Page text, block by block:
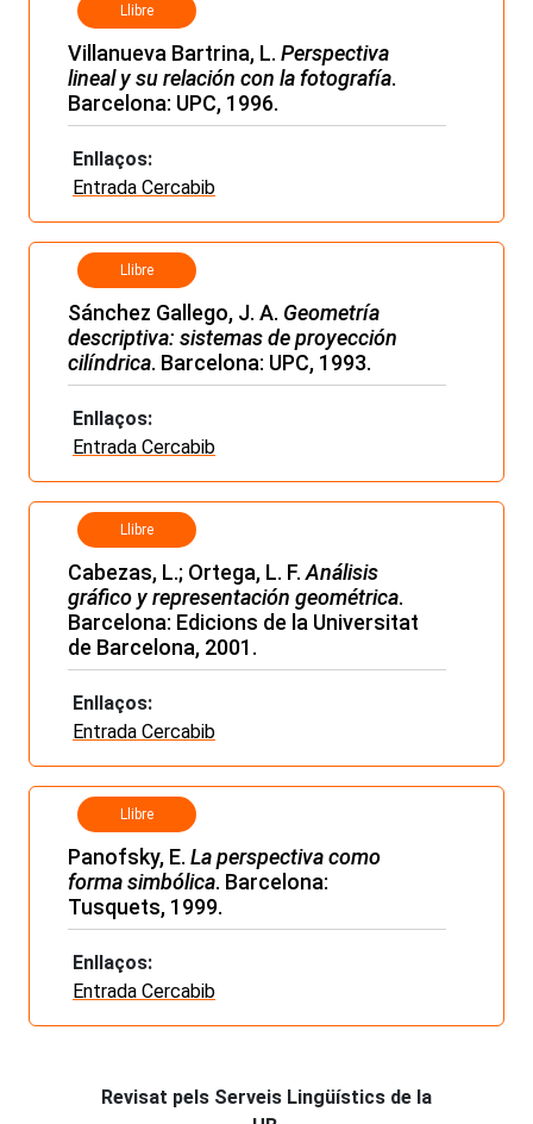
Llibre
Villanueva Bartrina, L. Perspectiva
lineal y su relación con la fotografía.
Barcelona: UPC, 1996.
Enllaços:
Entrada Cercabib
Llibre
Sánchez Gallego, J. A. Geometría
descriptiva: sistemas de proyección
cilíndrica. Barcelona: UPC, 1993.
Enllaços:
Entrada Cercabib
Llibre
Cabezas, L.; Ortega, L. F. Análisis
gráfico y representación geométrica.
Barcelona: Edicions de la Universitat
de Barcelona, 2001.
Enllaços:
Entrada Cercabib
Llibre
Panofsky, E. La perspectiva como
forma simbólica. Barcelona:
Tusquets, 1999.
Enllaços:
Entrada Cercabib
Revisat pels Serveis Lingüístics de la